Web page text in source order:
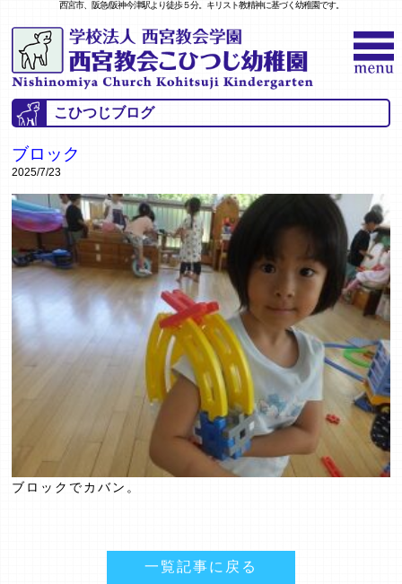
西宮市、阪急/阪神今津駅より徒歩５分。キリスト教精神に基づく幼稚園です。
こひつじブログ
ブロック
2025/7/23
ブロックでカバン。
一覧記事に戻る